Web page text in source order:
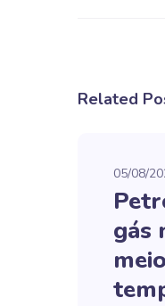
Related
05/08/
gás